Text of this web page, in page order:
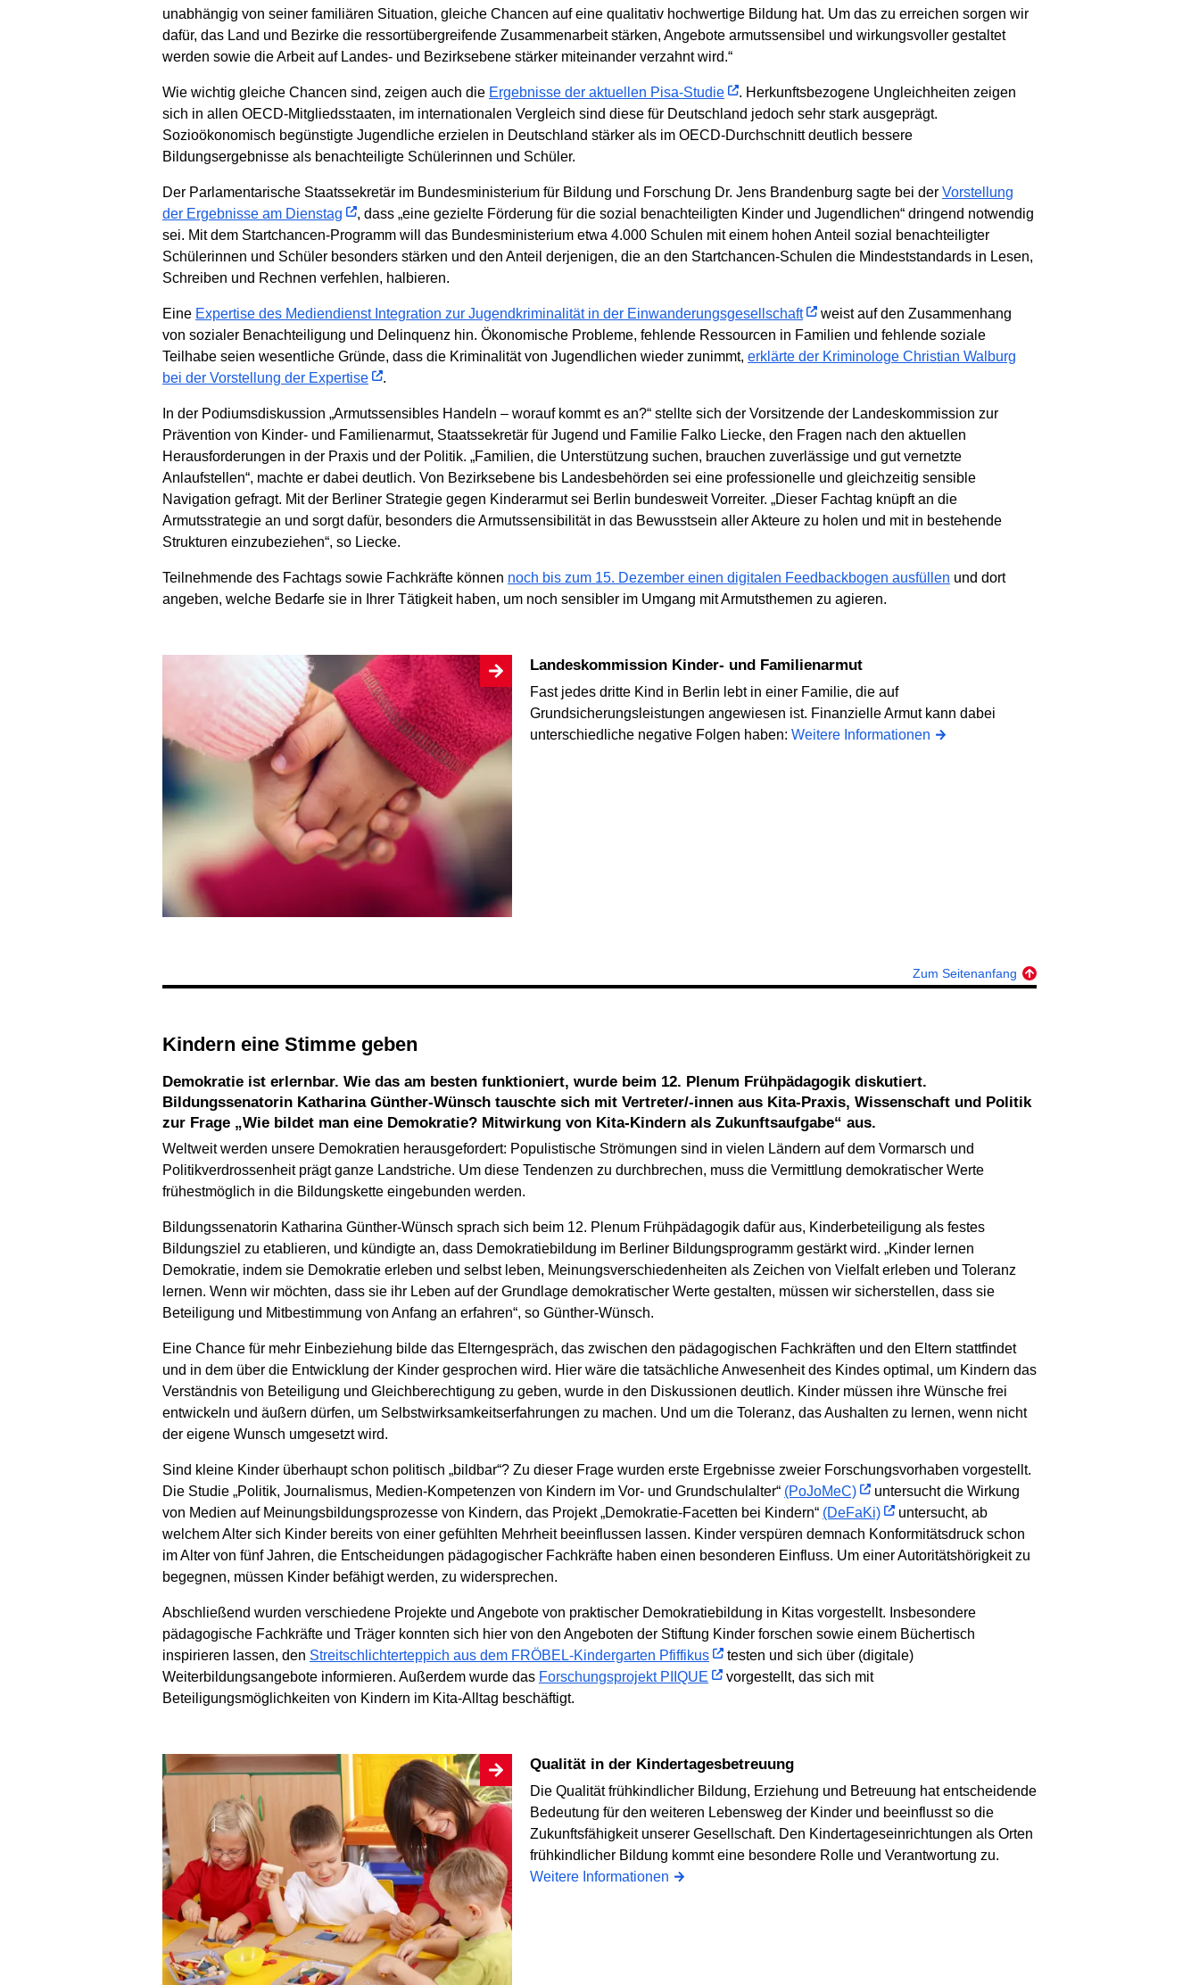
unabhängig von seiner familiären Situation, gleiche Chancen auf eine qualitativ hochwertige Bildung hat. Um das zu erreichen sorgen wir
dafür, das Land und Bezirke die ressortübergreifende Zusammenarbeit stärken, Angebote armutssensibel und wirkungsvoller gestaltet
werden sowie die Arbeit auf Landes- und Bezirksebene stärker miteinander verzahnt wird.“
Wie wichtig gleiche Chancen sind, zeigen auch die Ergebnisse der aktuellen Pisa-Studie
. Herkunftsbezogene Ungleichheiten zeigen
sich in allen OECD-Mitgliedsstaaten, im internationalen Vergleich sind diese für Deutschland jedoch sehr stark ausgeprägt.
Sozioökonomisch begünstigte Jugendliche erzielen in Deutschland stärker als im OECD-Durchschnitt deutlich bessere
Bildungsergebnisse als benachteiligte Schülerinnen und Schüler.
Der Parlamentarische Staatssekretär im Bundesministerium für Bildung und Forschung Dr. Jens Brandenburg sagte bei der Vorstellung
der Ergebnisse am Dienstag
, dass „eine gezielte Förderung für die sozial benachteiligten Kinder und Jugendlichen“ dringend notwendig
sei. Mit dem Startchancen-Programm will das Bundesministerium etwa 4.000 Schulen mit einem hohen Anteil sozial benachteiligter
Schülerinnen und Schüler besonders stärken und den Anteil derjenigen, die an den Startchancen-Schulen die Mindeststandards in Lesen,
Schreiben und Rechnen verfehlen, halbieren.
Eine Expertise des Mediendienst Integration zur Jugendkriminalität in der Einwanderungsgesellschaft
weist auf den Zusammenhang
von sozialer Benachteiligung und Delinquenz hin. Ökonomische Probleme, fehlende Ressourcen in Familien und fehlende soziale
Teilhabe seien wesentliche Gründe, dass die Kriminalität von Jugendlichen wieder zunimmt, erklärte der Kriminologe Christian Walburg
bei der Vorstellung der Expertise
.
In der Podiumsdiskussion „Armutssensibles Handeln – worauf kommt es an?“ stellte sich der Vorsitzende der Landeskommission zur
Prävention von Kinder- und Familienarmut, Staatssekretär für Jugend und Familie Falko Liecke, den Fragen nach den aktuellen
Herausforderungen in der Praxis und der Politik. „Familien, die Unterstützung suchen, brauchen zuverlässige und gut vernetzte
Anlaufstellen“, machte er dabei deutlich. Von Bezirksebene bis Landesbehörden sei eine professionelle und gleichzeitig sensible
Navigation gefragt. Mit der Berliner Strategie gegen Kinderarmut sei Berlin bundesweit Vorreiter. „Dieser Fachtag knüpft an die
Armutsstrategie an und sorgt dafür, besonders die Armutssensibilität in das Bewusstsein aller Akteure zu holen und mit in bestehende
Strukturen einzubeziehen“, so Liecke.
Teilnehmende des Fachtags sowie Fachkräfte können noch bis zum 15. Dezember einen digitalen Feedbackbogen ausfüllen und dort
angeben, welche Bedarfe sie in Ihrer Tätigkeit haben, um noch sensibler im Umgang mit Armutsthemen zu agieren.
Landeskommission Kinder- und Familienarmut
Fast jedes dritte Kind in Berlin lebt in einer Familie, die auf
Grundsicherungsleistungen angewiesen ist. Finanzielle Armut kann dabei
unterschiedliche negative Folgen haben: Weitere Informationen
Zum Seitenanfang
Kindern eine Stimme geben
Demokratie ist erlernbar. Wie das am besten funktioniert, wurde beim 12. Plenum Frühpädagogik diskutiert.
Bildungssenatorin Katharina Günther-Wünsch tauschte sich mit Vertreter/-innen aus Kita-Praxis, Wissenschaft und Politik
zur Frage „Wie bildet man eine Demokratie? Mitwirkung von Kita-Kindern als Zukunftsaufgabe“ aus.
Weltweit werden unsere Demokratien herausgefordert: Populistische Strömungen sind in vielen Ländern auf dem Vormarsch und
Politikverdrossenheit prägt ganze Landstriche. Um diese Tendenzen zu durchbrechen, muss die Vermittlung demokratischer Werte
frühestmöglich in die Bildungskette eingebunden werden.
Bildungssenatorin Katharina Günther-Wünsch sprach sich beim 12. Plenum Frühpädagogik dafür aus, Kinderbeteiligung als festes
Bildungsziel zu etablieren, und kündigte an, dass Demokratiebildung im Berliner Bildungsprogramm gestärkt wird. „Kinder lernen
Demokratie, indem sie Demokratie erleben und selbst leben, Meinungsverschiedenheiten als Zeichen von Vielfalt erleben und Toleranz
lernen. Wenn wir möchten, dass sie ihr Leben auf der Grundlage demokratischer Werte gestalten, müssen wir sicherstellen, dass sie
Beteiligung und Mitbestimmung von Anfang an erfahren“, so Günther-Wünsch.
Eine Chance für mehr Einbeziehung bilde das Elterngespräch, das zwischen den pädagogischen Fachkräften und den Eltern stattfindet
und in dem über die Entwicklung der Kinder gesprochen wird. Hier wäre die tatsächliche Anwesenheit des Kindes optimal, um Kindern das
Verständnis von Beteiligung und Gleichberechtigung zu geben, wurde in den Diskussionen deutlich. Kinder müssen ihre Wünsche frei
entwickeln und äußern dürfen, um Selbstwirksamkeitserfahrungen zu machen. Und um die Toleranz, das Aushalten zu lernen, wenn nicht
der eigene Wunsch umgesetzt wird.
Sind kleine Kinder überhaupt schon politisch „bildbar“? Zu dieser Frage wurden erste Ergebnisse zweier Forschungsvorhaben vorgestellt.
Die Studie „Politik, Journalismus, Medien-Kompetenzen von Kindern im Vor- und Grundschulalter“ (PoJoMeC)
untersucht die Wirkung
von Medien auf Meinungsbildungsprozesse von Kindern, das Projekt „Demokratie-Facetten bei Kindern“ (DeFaKi)
untersucht, ab
welchem Alter sich Kinder bereits von einer gefühlten Mehrheit beeinflussen lassen. Kinder verspüren demnach Konformitätsdruck schon
im Alter von fünf Jahren, die Entscheidungen pädagogischer Fachkräfte haben einen besonderen Einfluss. Um einer Autoritätshörigkeit zu
begegnen, müssen Kinder befähigt werden, zu widersprechen.
Abschließend wurden verschiedene Projekte und Angebote von praktischer Demokratiebildung in Kitas vorgestellt. Insbesondere
pädagogische Fachkräfte und Träger konnten sich hier von den Angeboten der Stiftung Kinder forschen sowie einem Büchertisch
inspirieren lassen, den Streitschlichterteppich aus dem FRÖBEL-Kindergarten Pfiffikus
testen und sich über (digitale)
Weiterbildungsangebote informieren. Außerdem wurde das Forschungsprojekt PIIQUE
vorgestellt, das sich mit
Beteiligungsmöglichkeiten von Kindern im Kita-Alltag beschäftigt.
Qualität in der Kindertagesbetreuung
Die Qualität frühkindlicher Bildung, Erziehung und Betreuung hat entscheidende
Bedeutung für den weiteren Lebensweg der Kinder und beeinflusst so die
Zukunftsfähigkeit unserer Gesellschaft. Den Kindertageseinrichtungen als Orten
frühkindlicher Bildung kommt eine besondere Rolle und Verantwortung zu.
Weitere Informationen